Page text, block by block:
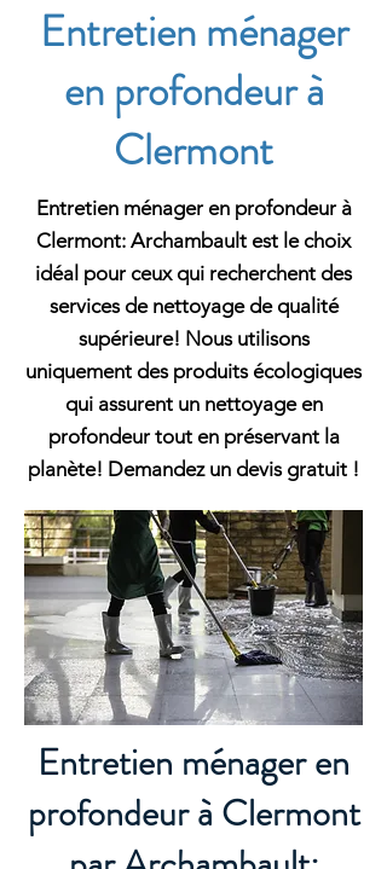
Entretien ménager
en profondeur à
Clermont
Entretien ménager en profondeur à
Clermont: Archambault est le choix
idéal pour ceux qui recherchent des
services de nettoyage de qualité
supérieure! Nous utilisons
uniquement des produits écologiques
qui assurent un nettoyage en
profondeur tout en préservant la
planète! Demandez un devis gratuit !
Entretien ménager en
profondeur à Clermont